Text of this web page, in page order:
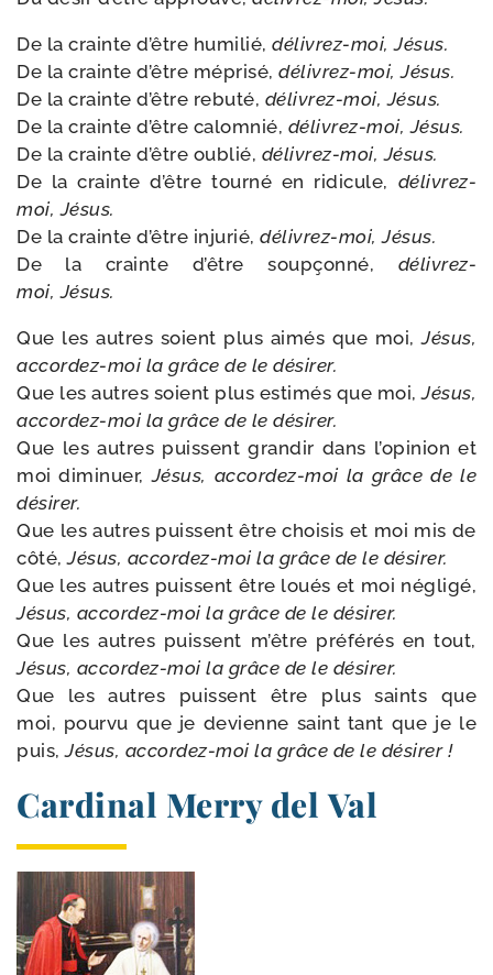
De la crainte d’être humi­lié, délivrez-​moi, Jésus.
De la crainte d’être mépri­sé, délivrez-​moi, Jésus.
De la crainte d’être rebu­té, délivrez-​moi, Jésus.
De la crainte d’être calom­nié, délivrez-​moi, Jésus.
De la crainte d’être oublié, délivrez-​moi, Jésus.
De la crainte d’être tour­né en ridi­cule, délivrez-​
moi, Jésus.
De la crainte d’être inju­rié, délivrez-​moi, Jésus.
De la crainte d’être soup­çon­né, délivrez-​
moi, Jésus.
Que les autres soient plus aimés que moi, Jésus,
accordez-​moi la grâce de le dési­rer.
Que les autres soient plus esti­més que moi,Jésus,
accordez-​moi la grâce de le dési­rer.
Que les autres puissent gran­dir dans l’opinion et
moi dimi­nuer,Jésus, accordez-​moi la grâce de le
dési­rer.
Que les autres puissent être choi­sis et moi mis de
côté,Jésus, accordez-​moi la grâce de le dési­rer.
Que les autres puissent être loués et moi négli­gé,
Jésus, accordez-​moi la grâce de le dési­rer.
Que les autres puissent m’être pré­fé­rés en tout,
Jésus, accordez-​moi la grâce de le dési­rer.
Que les autres puissent être plus saints que
moi, pour­vu que je devienne saint tant que je le
puis,Jésus, accordez-​moi la grâce de le désirer !
Cardinal Merry del Val